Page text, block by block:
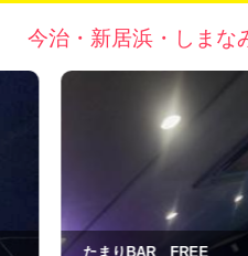
今治・新居浜・しまな
たまりBAR FREE